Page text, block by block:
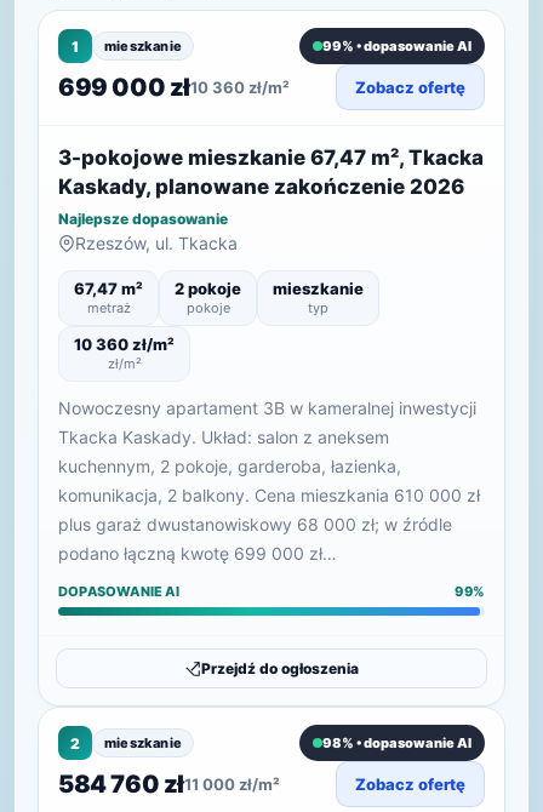
1 mieszkanie 99% • dopasowanie AI
699 000 zł10 360 zł/m² Zobacz ofertę
3-pokojowe mieszkanie 67,47 m², Tkacka
Kaskady, planowane zakończenie 2026
Najlepsze dopasowanie
Rzeszów, ul. Tkacka
67,47 m²
metraż
2 pokoje
pokoje
mieszkanie
typ
10 360 zł/m²
zł/m²
Nowoczesny apartament 3B w kameralnej inwestycji
Tkacka Kaskady. Układ: salon z aneksem
kuchennym, 2 pokoje, garderoba, łazienka,
komunikacja, 2 balkony. Cena mieszkania 610 000 zł
plus garaż dwustanowiskowy 68 000 zł; w źródle
podano łączną kwotę 699 000 zł…
DOPASOWANIE AI 99%
Przejdź do ogłoszenia
2 mieszkanie 98% • dopasowanie AI
584 760 zł11 000 zł/m² Zobacz ofertę